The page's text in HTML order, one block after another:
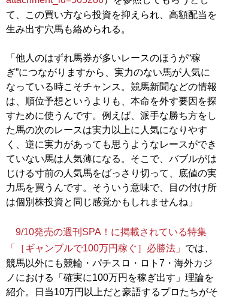
て、この買い方なら投資を抑えられ、高額配当を
生み出す穴馬も絡められる。
「他人のはずれ馬券が多いレースのほうが“稼
ぎ”につながりますから、実力のない馬が人気に
なっている時こそチャンス。競馬新聞などの情報
は、順位予想というよりも、本命を外す要因を探
すために使うんです。例えば、派手な勝ち方をし
た馬の次のレースは実力以上に人気になりやす
く、逆に実力があっても思うようなレースができ
ていない馬は人気薄になる。そこで、バブルがは
じける寸前の人気馬をばっさり切って、底値の実
力馬を買うんです。そういう意味で、目の付け所
は個別株投資と同じ感覚かもしれませんね」
9/10発売の週刊SPA！に掲載されている特集
「［ギャンブルで100万円稼ぐ］必勝法」 では、
競馬以外にも競輪・パチスロ・ロト7・海外カジ
ノにおける「確実に100万円を稼ぎ出す」理論を
紹介。日当10万円以上だと豪語するプロたちがそ